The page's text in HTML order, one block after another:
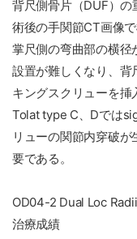
背尺側骨片（DUF）の
術後の手関節CT画像
掌尺側の弯曲部の横径
設置が難しくなり、背
キングスクリューを挿
Tolat type C、Dでは
リューの関節内穿破
要である。
OD04-2 Dual Loc
治療成績